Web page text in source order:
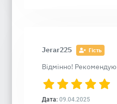
Jerar225 Гість
Відмінно! Рекомендую
Дата: 09.04.2025